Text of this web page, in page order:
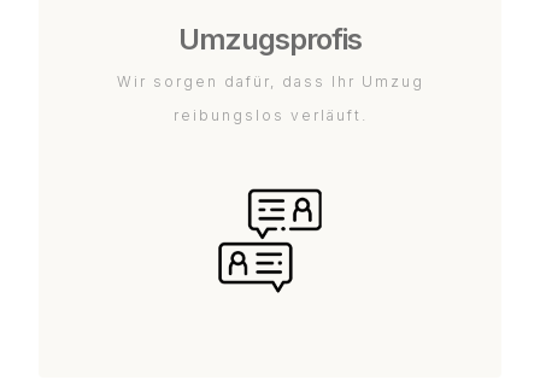
Umzugsprofis
Wir sorgen dafür, dass Ihr Umzug
reibungslos verläuft.